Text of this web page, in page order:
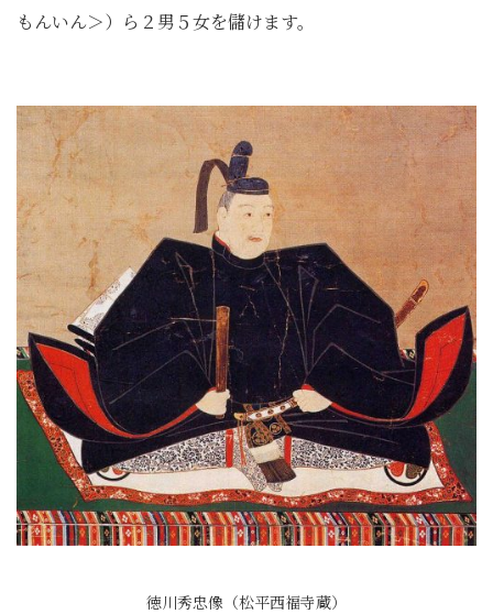
もんいん＞）ら２男５女を儲けます。
徳川秀忠像（松平西福寺蔵）